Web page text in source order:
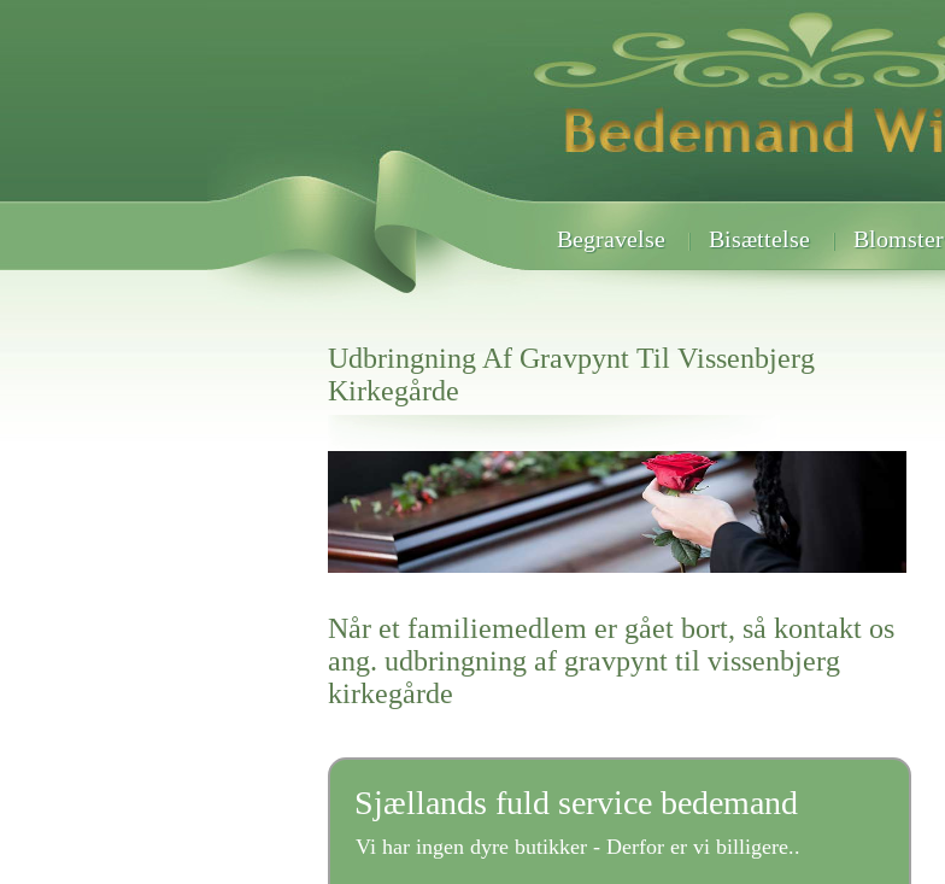
Begravelse Bisættelse Blomster
Udbringning Af Gravpynt Til Vissenbjerg
Kirkegårde
Her hos os får du altid en god afslutning når det gælder
Udbringning Af Gravpynt Til Vissenbjerg Kirkegårde
vi hjælper i alle faser af begravelsel
Når et familiemedlem er gået bort, så kontakt os
ang. udbringning af gravpynt til vissenbjerg
kirkegårde
Sjællands fuld service bedemand
Vi har ingen dyre butikker - Derfor er vi billigere..